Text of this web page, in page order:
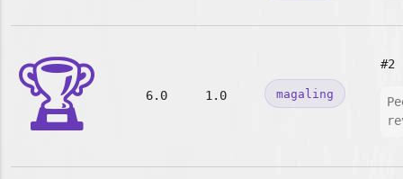
🏆 6.0 1.0 magaling
#2